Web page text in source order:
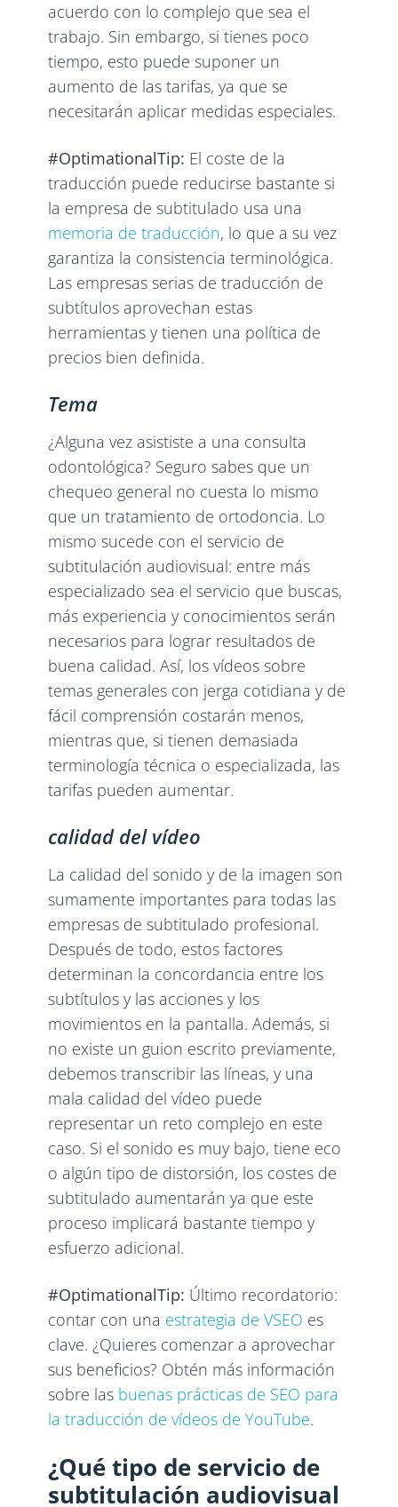
acuerdo con lo complejo que sea el
trabajo. Sin embargo, si tienes poco
tiempo, esto puede suponer un
aumento de las tarifas, ya que se
necesitarán aplicar medidas especiales.
#OptimationalTip: El coste de la
traducción puede reducirse bastante si
la empresa de subtitulado usa una
memoria de traducción, lo que a su vez
garantiza la consistencia terminológica.
Las empresas serias de traducción de
subtítulos aprovechan estas
herramientas y tienen una política de
precios bien definida.
Tema
¿Alguna vez asististe a una consulta
odontológica? Seguro sabes que un
chequeo general no cuesta lo mismo
que un tratamiento de ortodoncia. Lo
mismo sucede con el servicio de
subtitulación audiovisual: entre más
especializado sea el servicio que buscas,
más experiencia y conocimientos serán
necesarios para lograr resultados de
buena calidad. Así, los vídeos sobre
temas generales con jerga cotidiana y de
fácil comprensión costarán menos,
mientras que, si tienen demasiada
terminología técnica o especializada, las
tarifas pueden aumentar.
calidad del vídeo
La calidad del sonido y de la imagen son
sumamente importantes para todas las
empresas de subtitulado profesional.
Después de todo, estos factores
determinan la concordancia entre los
subtítulos y las acciones y los
movimientos en la pantalla. Además, si
no existe un guion escrito previamente,
debemos transcribir las líneas, y una
mala calidad del vídeo puede
representar un reto complejo en este
caso. Si el sonido es muy bajo, tiene eco
o algún tipo de distorsión, los costes de
subtitulado aumentarán ya que este
proceso implicará bastante tiempo y
esfuerzo adicional.
#OptimationalTip: Último recordatorio:
contar con una estrategia de VSEO es
clave. ¿Quieres comenzar a aprovechar
sus beneficios? Obtén más información
sobre las buenas prácticas de SEO para
la traducción de vídeos de YouTube.
¿Qué tipo de servicio de
subtitulación audiovisual